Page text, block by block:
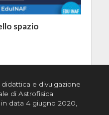
spazio
e divulgazione
di Astrofisica.
data 4 giugno 2020,